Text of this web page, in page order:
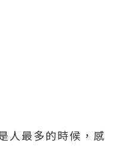
人最多的時候，感